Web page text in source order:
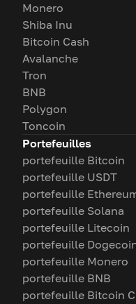
Monero
Shiba Inu
Bitcoin Cash
Avalanche
Tron
BNB
Polygon
Toncoin
Portefeuilles
portefeuille Bitcoin
portefeuille USDT
portefeuille
portefeuille Solana
portefeuille Litecoin
portefeuille
portefeuille Monero
portefeuille BNB
portefeuille Bitcoin